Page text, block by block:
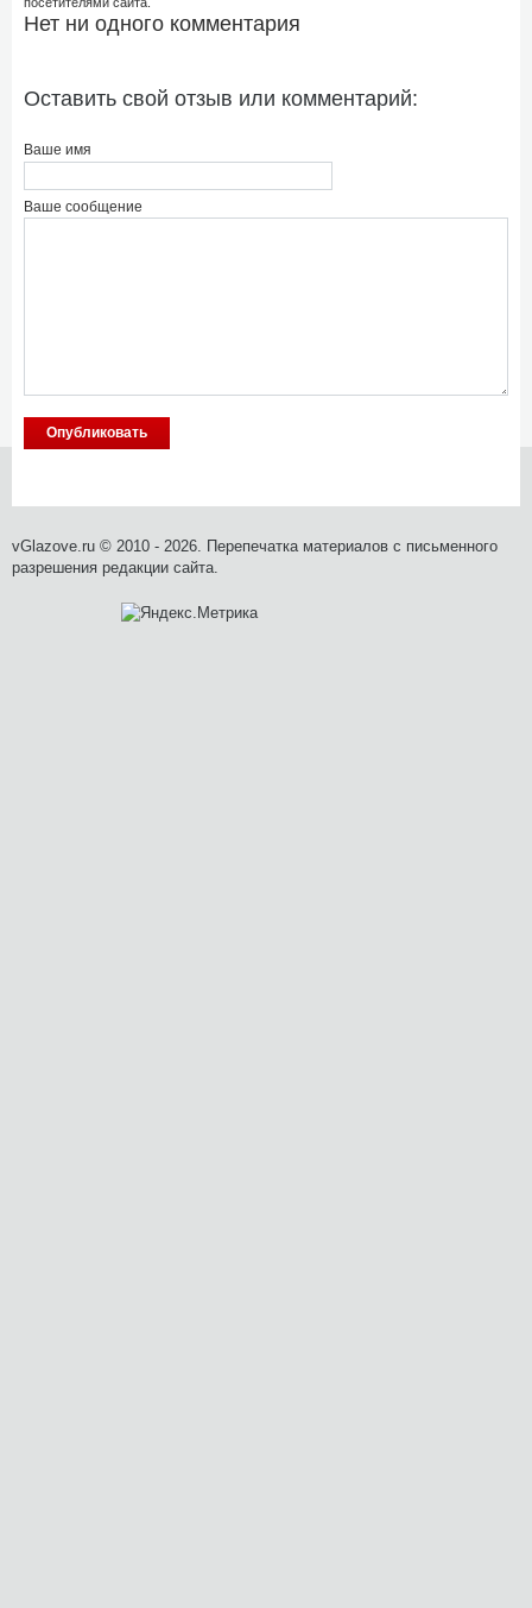
Нет ни одного комментария
Оставить свой отзыв или комментарий:
Ваше имя
Ваше сообщение
vGlazove.ru © 2010 - 2026. Перепечатка материалов с письменного
разрешения редакции сайта.